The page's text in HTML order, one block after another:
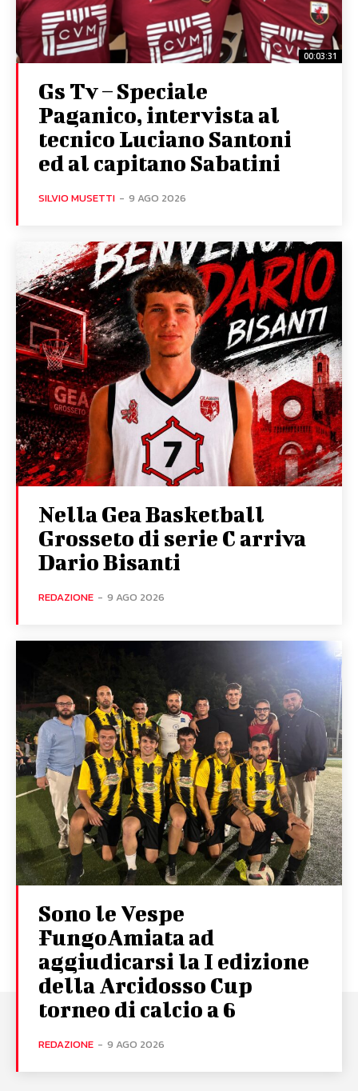
00:03:31
Gs Tv – Speciale
Paganico, intervista al
tecnico Luciano Santoni
ed al capitano Sabatini
SILVIO MUSETTI - 9 AGO 2026
Nella Gea Basketball
Grosseto di serie C arriva
Dario Bisanti
REDAZIONE - 9 AGO 2026
Sono le Vespe
FungoAmiata ad
aggiudicarsi la I edizione
della Arcidosso Cup
torneo di calcio a 6
REDAZIONE - 9 AGO 2026